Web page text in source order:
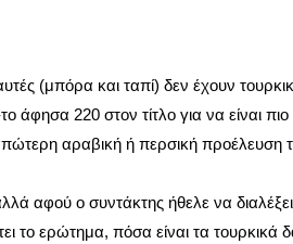
(μπόρα και ταπί) δεν έχουν
άφησα 220 στον τίτλο για να είναι
αραβική ή περσική προέλευση
αφού ο συντάκτης ήθελε να
ερώτημα, πόσα είναι τα τουρκικά